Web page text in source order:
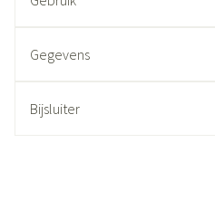
Gegevens
Bijsluiter